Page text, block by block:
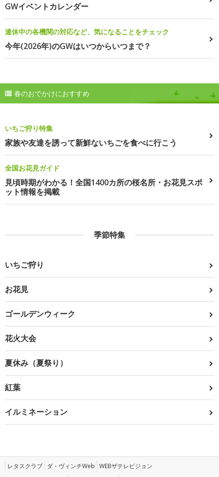
GWイベントカレンダー
連休中の各機関の対応など、気になることをチェック
今年(2026年)のGWはいつからいつまで？
春のおでかけにおすすめ
いちご狩り特集
家族や友達を誘って新鮮ないちごを食べに行こう
全国お花見ガイド
見頃時期がわかる！全国1400カ所の桜名所・お花見スポ
ット情報を掲載
季節特集
いちご狩り
お花見
ゴールデンウィーク
花火大会
夏休み（夏祭り）
紅葉
イルミネーション
レタスクラブ ダ・ヴィンチWeb WEBザテレビジョン